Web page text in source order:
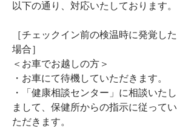
以下の通り、対応いたしております。
［チェックイン前の検温時に発覚した
場合］
＜お車でお越しの方＞
・お車にて待機していただきます。
・「健康相談センター」に相談いたし
まして、保健所からの指示に従ってい
ただきます。